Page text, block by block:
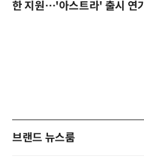
한 지원…'아스트라' 출시 연기
브랜드 뉴스룸